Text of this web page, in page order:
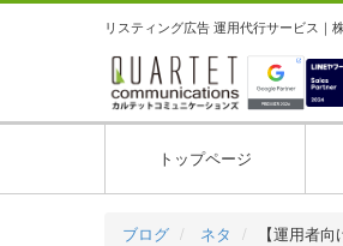
リスティング広告 運用代行サービス｜
トップページ
ブログ ネタ 【運用者